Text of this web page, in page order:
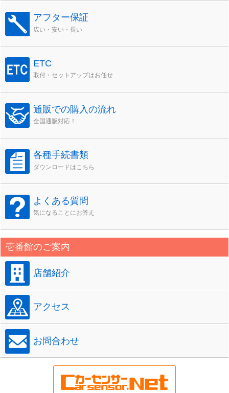
アフター保証
広い・安い・長い
ETC
取付・セットアップはお任せ
通販での購入の流れ
全国通販対応！
各種手続書類
ダウンロードはこちら
よくある質問
気になることにお答え
壱番館のご案内
店舗紹介
アクセス
お問合わせ